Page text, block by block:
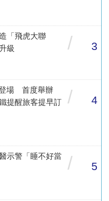
「飛虎大聯
級
/ 3
場 首度舉辦
提醒旅客提早訂
/ 4
示警「睡不好當
/ 5